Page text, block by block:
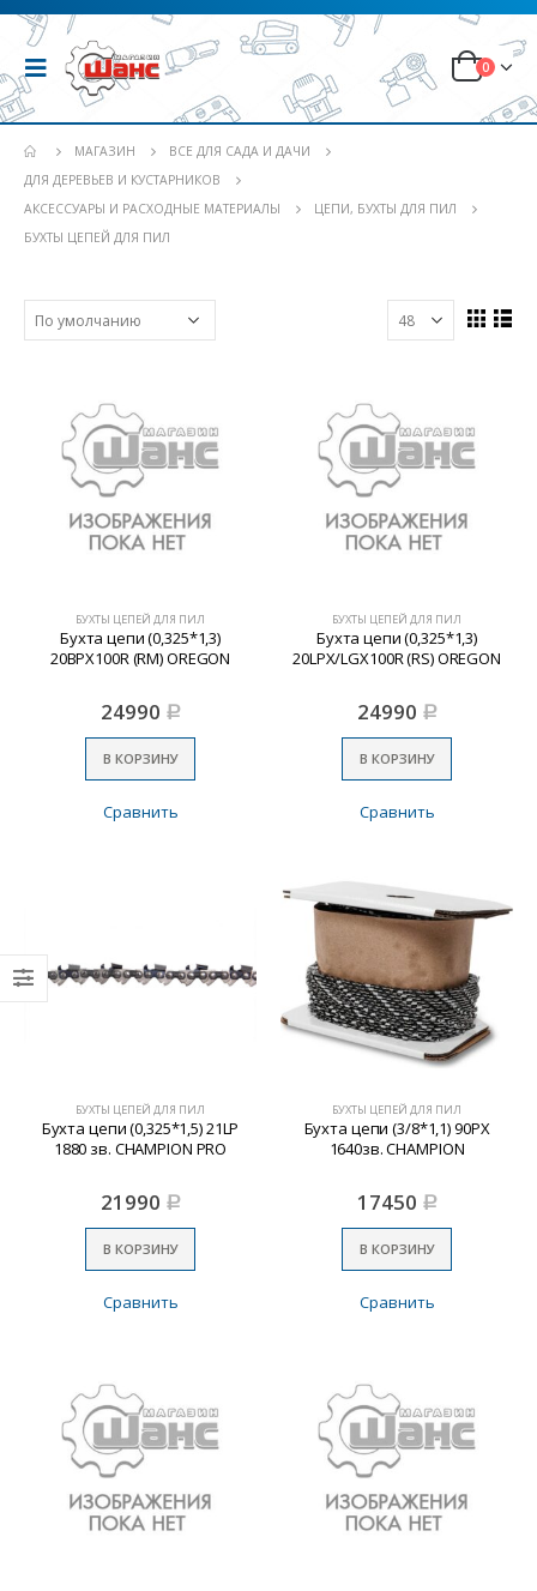
0
МАГАЗИН
ВСЕ ДЛЯ САДА И ДАЧИ
ДЛЯ ДЕРЕВЬЕВ И КУСТАРНИКОВ
АКСЕССУАРЫ И РАСХОДНЫЕ МАТЕРИАЛЫ
ЦЕПИ, БУХТЫ ДЛЯ ПИЛ
БУХТЫ ЦЕПЕЙ ДЛЯ ПИЛ
БУХТЫ ЦЕПЕЙ ДЛЯ ПИЛ
Бухта цепи (0,325*1,3)
20BPX100R (RM) OREGON
24990 Р
В КОРЗИНУ
Сравнить
БУХТЫ ЦЕПЕЙ ДЛЯ ПИЛ
Бухта цепи (0,325*1,3)
20LPX/LGX100R (RS) OREGON
24990 Р
В КОРЗИНУ
Сравнить
БУХТЫ ЦЕПЕЙ ДЛЯ ПИЛ
Бухта цепи (0,325*1,5) 21LP
1880 зв. CHAMPION PRO
21990 Р
В КОРЗИНУ
Сравнить
БУХТЫ ЦЕПЕЙ ДЛЯ ПИЛ
Бухта цепи (3/8*1,1) 90PX
1640зв. CHAMPION
17450 Р
В КОРЗИНУ
Сравнить